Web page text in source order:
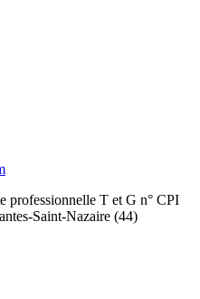
professionnelle T et G n° CPI
Saint-Nazaire (44)